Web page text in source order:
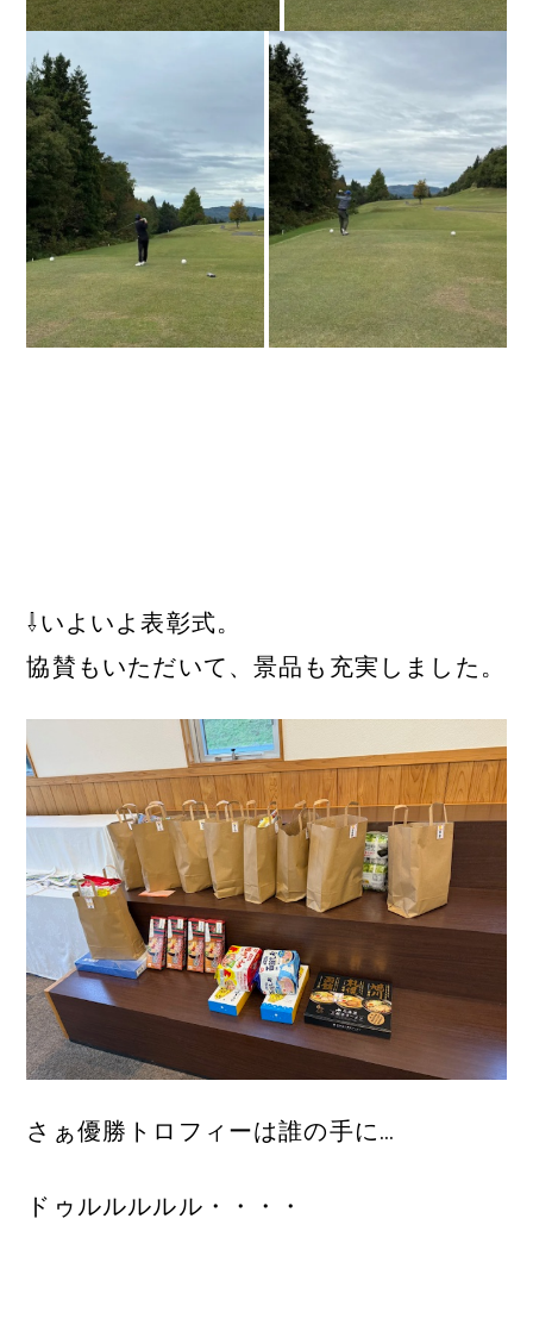
⇩いよいよ表彰式。
協賛もいただいて、景品も充実しました。
さぁ優勝トロフィーは誰の手に…
ドゥルルルルル・・・・